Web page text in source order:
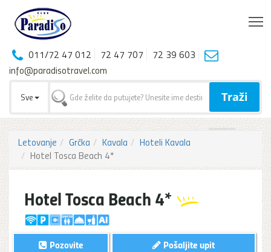
011/72 47 012 72 47 707
72 39 603
info@paradisotravel.com
Sve Traži
Letovanje Grčka Kavala
Hoteli Kavala
Hotel Tosca Beach 4*
Hotel Tosca Beach 4*
Pošaljite upit
Pozovite